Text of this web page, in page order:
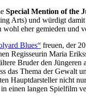
Special Mention of the
Arts) und würdigt
eher gemieden und
Blues“ freuen, der
Regisseurin Maria
Bruder den Jüngeren
das Thema der Gewalt
Hauptdarsteller nicht
einen langen Spielfilm